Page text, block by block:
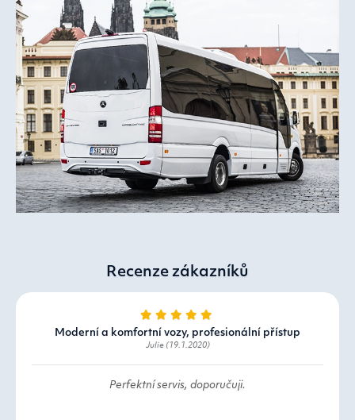
Recenze zákazníků
Moderní a komfortní vozy, profesionální přístup
Julie (19.1.2020)
Perfektní servis, doporučuji.